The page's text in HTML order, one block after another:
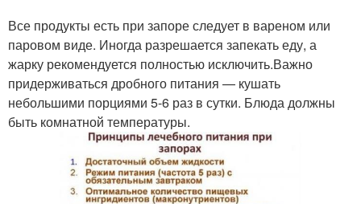
Все продукты есть при запоре следует в вареном или
паровом виде. Иногда разрешается запекать еду, а
жарку рекомендуется полностью исключить.Важно
придерживаться дробного питания — кушать
небольшими порциями 5-6 раз в сутки. Блюда должны
быть комнатной температуры.